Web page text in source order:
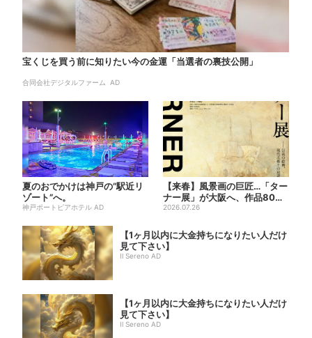
宝くじを買う前に知りたい今の金運「当選者の裏技公開」
合同会社デジタルファーム AD
夏のおでかけは神戸の”駅近リ
ゾート”へ。
神戸ポートピアホテル AD
【来春】風景画の巨匠…「ター
ナー展」が大阪へ、作品80点
以上がロンドンから集結
2026.07.26
【1ヶ月以内に大金持ちになりたい人だけ
見て下さい】
Il Sereno AD
【1ヶ月以内に大金持ちになりたい人だけ
見て下さい】
Il Sereno AD